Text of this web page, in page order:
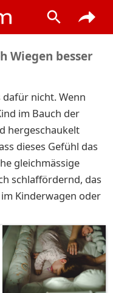
Wiegen besser
nicht. Wenn
im Bauch der
hergeschaukelt
dieses Gefühl das
gleichmässige
schlaffördernd, das
Kinderwagen oder